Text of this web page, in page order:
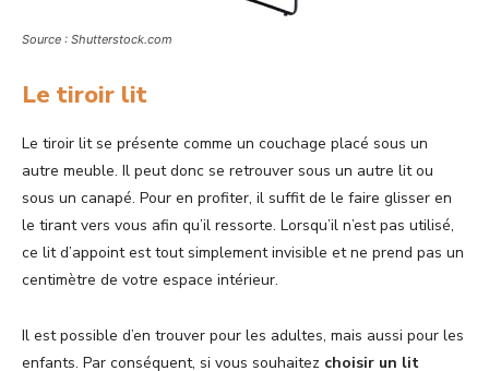
Source : Shutterstock.com
Le tiroir lit
Le tiroir lit se présente comme un couchage placé sous un
autre meuble. Il peut donc se retrouver sous un autre lit ou
sous un canapé. Pour en profiter, il suffit de le faire glisser en
le tirant vers vous afin qu’il ressorte. Lorsqu’il n’est pas utilisé,
ce lit d’appoint est tout simplement invisible et ne prend pas un
centimètre de votre espace intérieur.
Il est possible d’en trouver pour les adultes, mais aussi pour les
enfants. Par conséquent, si vous souhaitez choisir un lit